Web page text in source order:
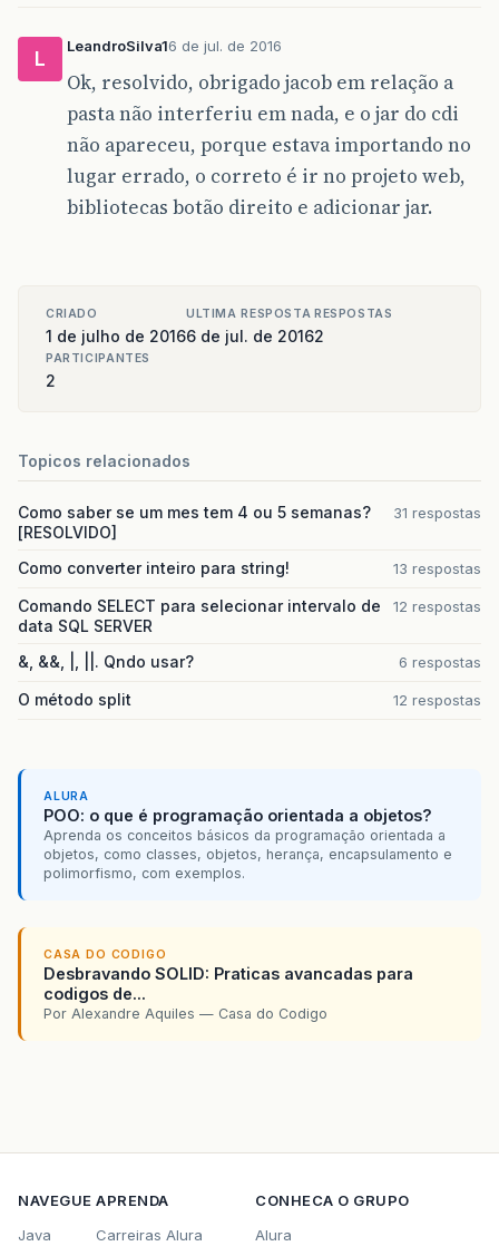
L
LeandroSilva16 de jul. de 2016
Ok, resolvido, obrigado jacob em relação a
pasta não interferiu em nada, e o jar do cdi
não apareceu, porque estava importando no
lugar errado, o correto é ir no projeto web,
bibliotecas botão direito e adicionar jar.
CRIADO
1 de julho de 2016
ULTIMA RESPOSTA
6 de jul. de 2016
RESPOSTAS
2
PARTICIPANTES
2
Topicos relacionados
Como saber se um mes tem 4 ou 5 semanas?
[RESOLVIDO]
31 respostas
Como converter inteiro para string! 13 respostas
Comando SELECT para selecionar intervalo de
data SQL SERVER
12 respostas
&, &&, |, ||. Qndo usar? 6 respostas
O método split 12 respostas
ALURA
POO: o que é programação orientada a objetos?
Aprenda os conceitos básicos da programação orientada a
objetos, como classes, objetos, herança, encapsulamento e
polimorfismo, com exemplos.
CASA DO CODIGO
Desbravando SOLID: Praticas avancadas para
codigos de...
Por Alexandre Aquiles — Casa do Codigo
NAVEGUE
Java
APRENDA
Carreiras Alura
CONHECA O GRUPO
Alura